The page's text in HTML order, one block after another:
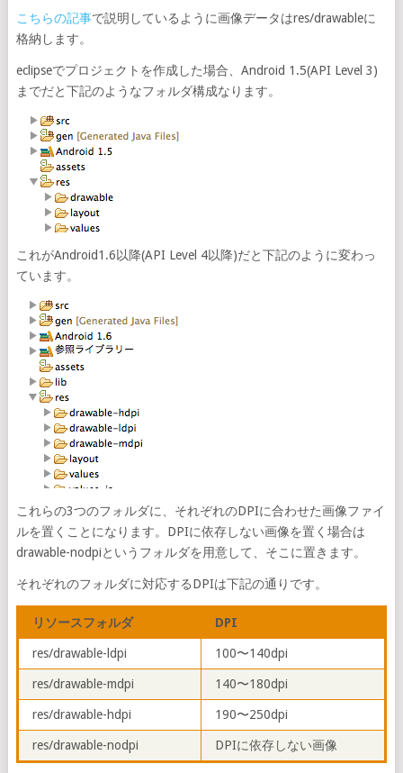
こちらの記事で説明しているように画像データはres/drawableに
格納します。
eclipseでプロジェクトを作成した場合、Android 1.5(API Level 3)
までだと下記のようなフォルダ構成なります。
これがAndroid1.6以降(API Level 4以降)だと下記のように変わっ
ています。
これらの3つのフォルダに、それぞれのDPIに合わせた画像ファイ
ルを置くことになります。DPIに依存しない画像を置く場合は
drawable-nodpiというフォルダを用意して、そこに置きます。
それぞれのフォルダに対応するDPIは下記の通りです。
リソースフォルダ DPI
res/drawable-ldpi 100〜140dpi
res/drawable-mdpi 140〜180dpi
res/drawable-hdpi 190〜250dpi
res/drawable-nodpi DPIに依存しない画像